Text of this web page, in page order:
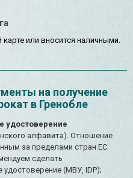
карте или вносится наличными.
на получение
в Гренобле
удостоверение
алфавита). Отношение
за пределами стран ЕС
сделать
(МВУ, IDP);